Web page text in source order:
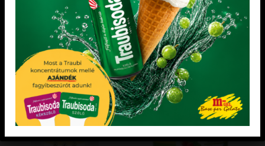
Természetes módon előforduló
cukrokat tartalmaz
KEDVENCEM!
Tejmentes
KEDVENCEM!
KEDVENCEM! KEDVENCEM!